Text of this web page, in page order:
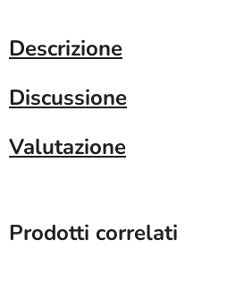
Descrizione
Discussione
Valutazione
Prodotti correlati